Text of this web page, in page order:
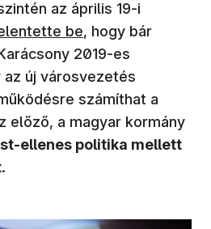
az április 19-i
ablakban nyílik meg)
be, hogy bár
2019-es
új városvezetés
számíthat a
előző, a magyar kormány
ellenes politika mellett
.